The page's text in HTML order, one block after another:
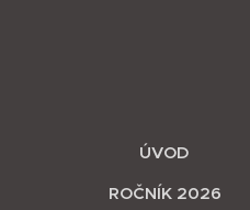
ÚVOD
ROČNÍK 2026